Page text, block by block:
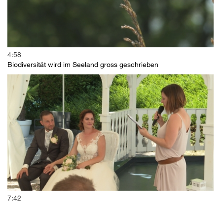
4:58
Biodiversität wird im Seeland gross geschrieben
7:42